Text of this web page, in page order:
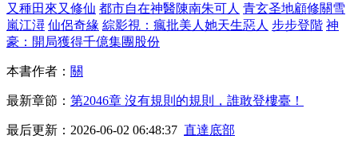
又種田來又修仙 都市自在神醫陳南朱可人 青玄圣地顧修關雪
嵐江潯 仙侶奇緣 綜影視：瘋批美人她天生惡人 步步登階 神
豪：開局獲得千億集團股份
本書作者： 關
最新章節： 第2046章 沒有規則的規則，誰敢登樓臺！
最后更新：2026-06-02 06:48:37 直達底部